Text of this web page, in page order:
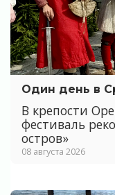
Один день в
В крепости
фестиваль
остров»
08 августа 2026